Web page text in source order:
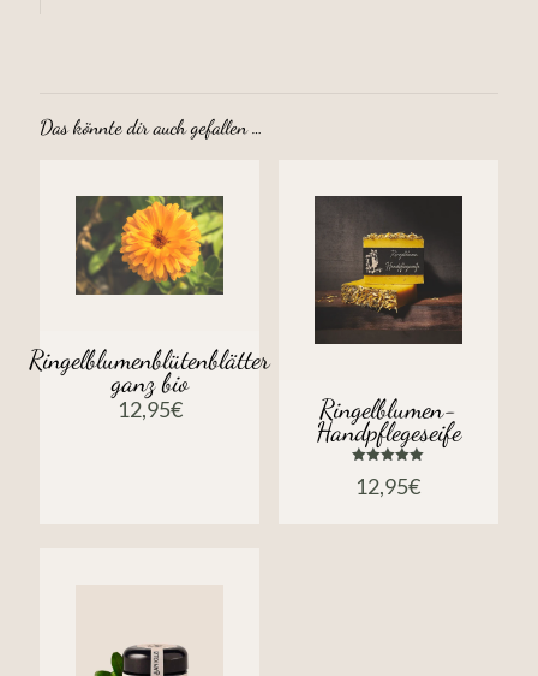
Das könnte dir auch gefallen …
Ringelblumenblütenblätter
ganz bio
12,95€ Ringelblumen-
Handpflegeseife
mit
5.00
12,95€